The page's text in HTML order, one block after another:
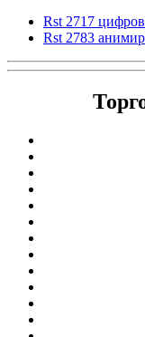
Rst 2717
Rst 2783